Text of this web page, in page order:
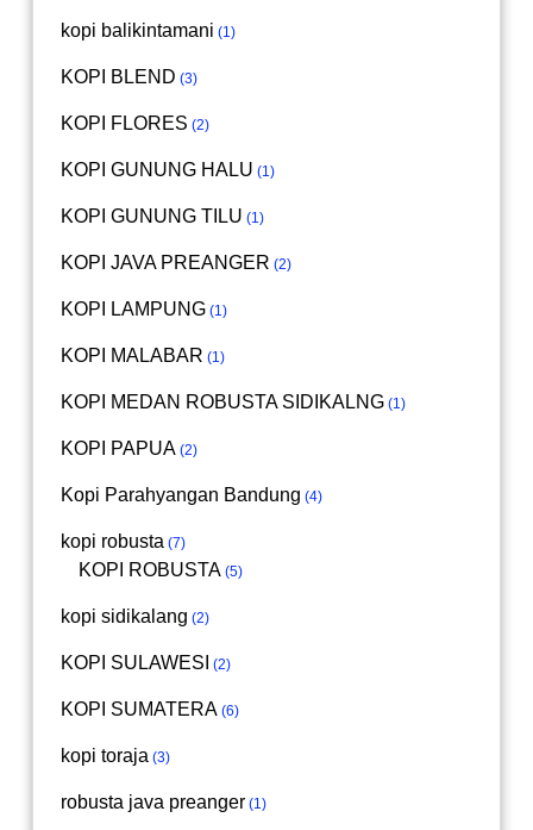
kopi balikintamani 1
KOPI BLEND 3
KOPI FLORES 2
KOPI GUNUNG HALU 1
KOPI GUNUNG TILU 1
KOPI JAVA PREANGER 2
KOPI LAMPUNG 1
KOPI MALABAR 1
KOPI MEDAN ROBUSTA SIDIKALNG 1
KOPI PAPUA 2
Kopi Parahyangan Bandung 4
kopi robusta 7
KOPI ROBUSTA 5
kopi sidikalang 2
KOPI SULAWESI 2
KOPI SUMATERA 6
kopi toraja 3
robusta java preanger 1